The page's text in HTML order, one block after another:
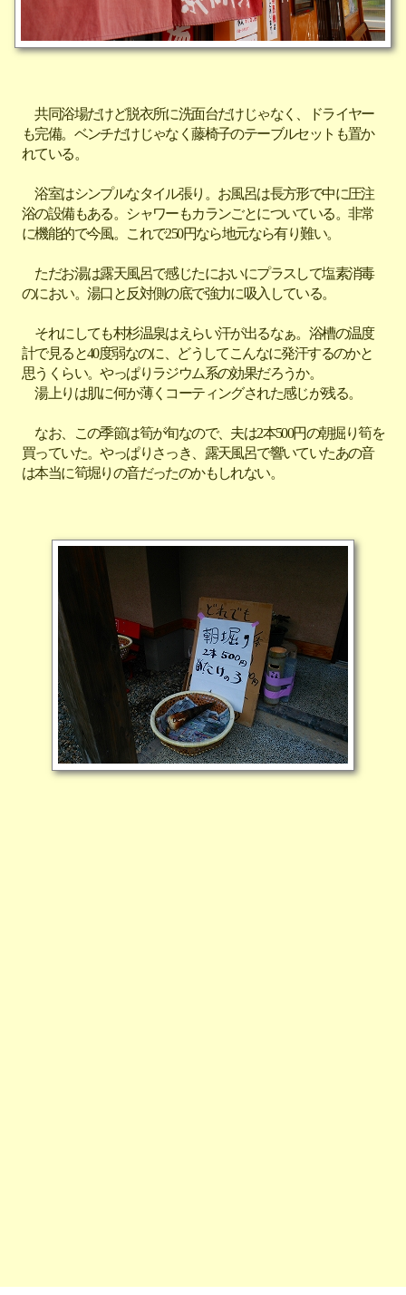
共同浴場だけど脱衣所に洗面台だけじゃなく、ドライヤー
も完備。ベンチだけじゃなく藤椅子のテーブルセットも置か
れている。
浴室はシンプルなタイル張り。お風呂は長方形で中に圧注
浴の設備もある。シャワーもカランごとについている。非常
に機能的で今風。これで250円なら地元なら有り難い。
ただお湯は露天風呂で感じたにおいにプラスして塩素消毒
のにおい。湯口と反対側の底で強力に吸入している。
それにしても村杉温泉はえらい汗が出るなぁ。浴槽の温度
計で見ると40度弱なのに、どうしてこんなに発汗するのかと
思うくらい。やっぱりラジウム系の効果だろうか。
湯上りは肌に何か薄くコーティングされた感じが残る。
なお、この季節は筍が旬なので、夫は2本500円の朝掘り筍を
買っていた。やっぱりさっき、露天風呂で響いていたあの音
は本当に筍堀りの音だったのかもしれない。